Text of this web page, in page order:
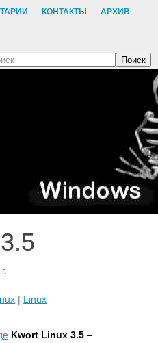
КОНТАКТЫ АРХИВ
Поиск
| Linux
Kwort Linux 3.5 –